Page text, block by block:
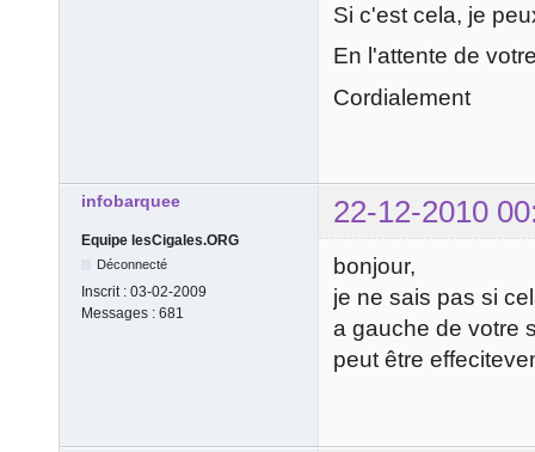
Si c'est cela, je
En l'attente de
Cordialement
infobarquee 22-12-2010
Equipe lesCigales.ORG
Déconnecté
Inscrit : 03-02-2009
Messages : 681
bonjour,
je ne sais pas si
a gauche de votre
peut être